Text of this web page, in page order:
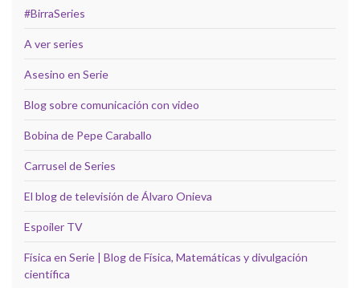
#BirraSeries
A ver series
Asesino en Serie
Blog sobre comunicación con video
Bobina de Pepe Caraballo
Carrusel de Series
El blog de televisión de Álvaro Onieva
Espoiler TV
Física en Serie | Blog de Física, Matemáticas y divulgación
científica